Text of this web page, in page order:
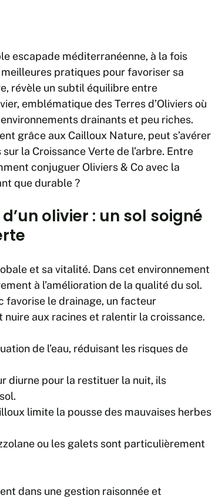
escapade méditerranéenne, à la fois
pratiques pour favoriser sa
révèle un subtil équilibre entre
emblématique des Terres d’Oliviers où
drainants et peu riches.
grâce aux Cailloux Nature, peut s’avérer
la Croissance Verte de l’arbre. Entre
conjuguer Oliviers & Co avec la
que durable ?
olivier : un sol soigné
et sa vitalité. Dans cet environnement
à l’amélioration de la qualité du sol.
favorise le drainage, un facteur
aux racines et ralentir la croissance.
de l’eau, réduisant les risques de
diurne pour la restituer la nuit, ils
limite la pousse des mauvaises herbes
ou les galets sont particulièrement
dans une gestion raisonnée et